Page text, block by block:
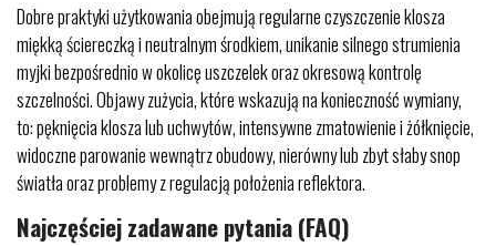
Dobre praktyki użytkowania obejmują regularne czyszczenie klosza
miękką ściereczką i neutralnym środkiem, unikanie silnego strumienia
myjki bezpośrednio w okolicę uszczelek oraz okresową kontrolę
szczelności. Objawy zużycia, które wskazują na konieczność wymiany,
to: pęknięcia klosza lub uchwytów, intensywne zmatowienie i żółknięcie,
widoczne parowanie wewnątrz obudowy, nierówny lub zbyt słaby snop
światła oraz problemy z regulacją położenia reflektora.
Najczęściej zadawane pytania (FAQ)